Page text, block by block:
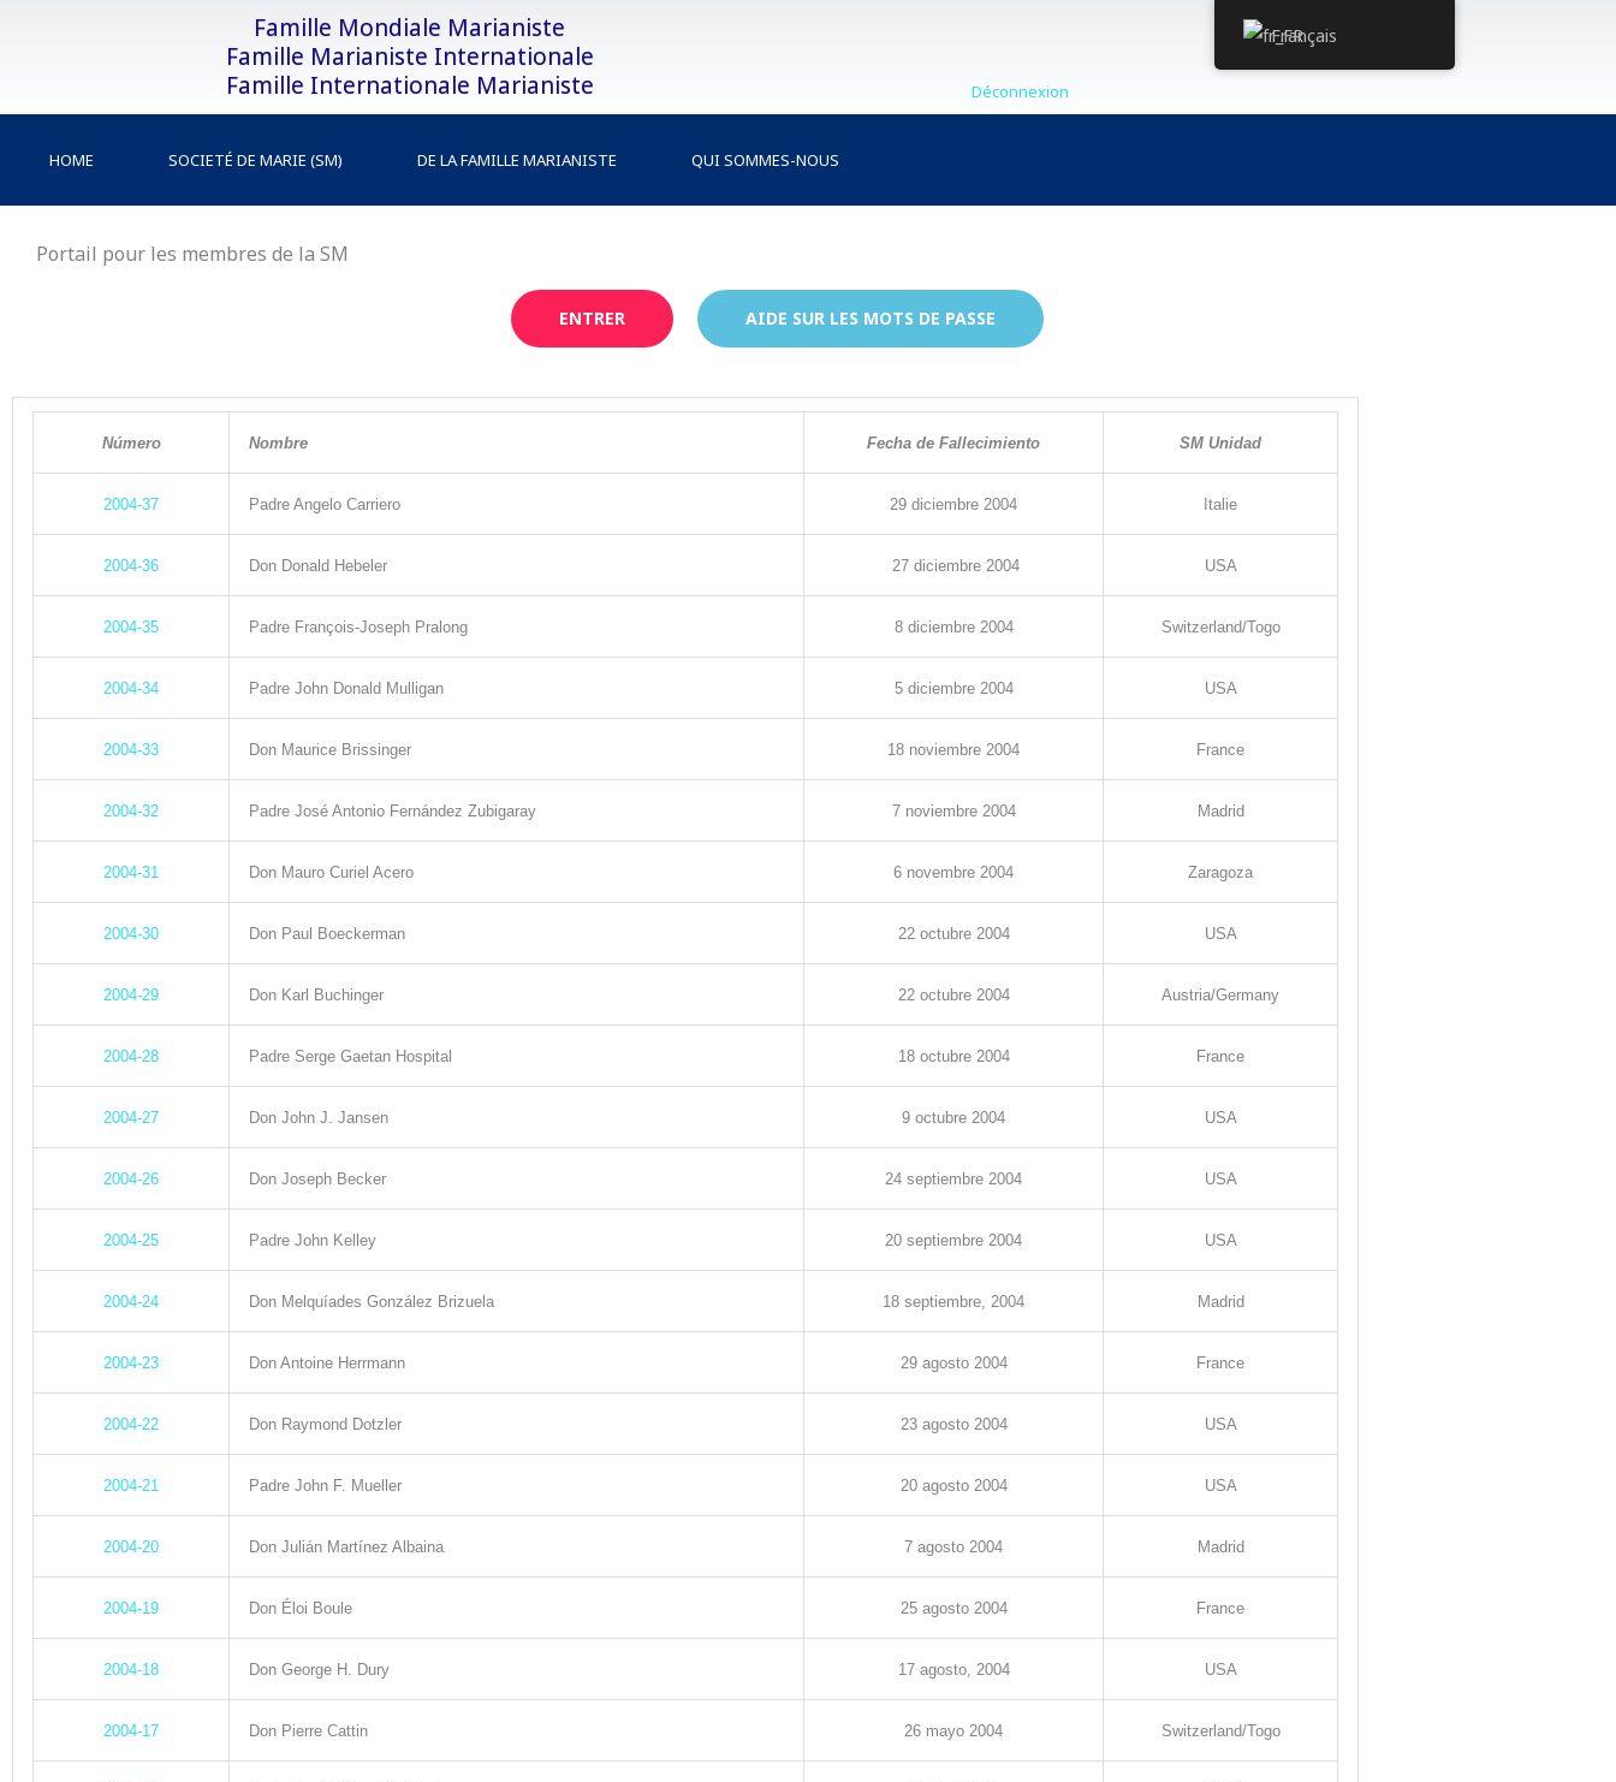
Famille Mondiale Marianiste
Famille Marianiste Internationale
Famille Internationale Marianiste
Déconnexion
HOME SOCIETÉ DE MARIE (SM) DE LA FAMILLE MARIANISTE QUI SOMMES-NOUS
Portail pour les membres de la SM
ENTRER AIDE SUR LES MOTS DE PASSE
Número Nombre Fecha de Fallecimiento SM Unidad
2004-37 Padre Angelo Carriero 29 diciembre 2004 Italie
2004-36 Don Donald Hebeler 27 diciembre 2004 USA
2004-35 Padre François-Joseph Pralong 8diciembre2004 Switzerland/Togo
2004-34 Padre John Donald Mulligan 5diciembre2004 USA
2004-33 Don Maurice Brissinger 18 noviembre 2004 France
2004-32 Padre José Antonio Fernández Zubigaray 7noviembre2004 Madrid
2004-31 Don Mauro Curiel Acero 6 novembre 2004 Zaragoza
2004-30 Don Paul Boeckerman 22octubre2004 USA
2004-29 Don Karl Buchinger 22octubre2004 Austria/Germany
2004-28 Padre Serge Gaetan Hospital 18octubre2004 France
2004-27 Don John J. Jansen 9 octubre 2004 USA
2004-26 Don Joseph Becker 24 septiembre 2004 USA
2004-25 Padre John Kelley 20 septiembre 2004 USA
2004-24 Don Melquíades González Brizuela 18 septiembre, 2004 Madrid
2004-23 Don Antoine Herrmann 29agosto 2004 France
2004-22 Don Raymond Dotzler 23agosto2004 USA
2004-21 Padre John F. Mueller 20agosto2004 USA
2004-20 Don Julián Martínez Albaina 7 agosto 2004 Madrid
2004-19 Don Éloi Boule 25agosto 2004 France
2004-18 Don George H. Dury 17agosto, 2004 USA
2004-17 Don Pierre Cattin 26 mayo 2004 Switzerland/Togo
Français